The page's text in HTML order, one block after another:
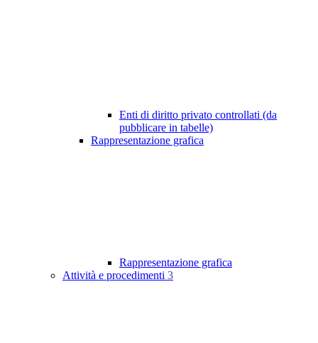
Enti di diritto privato controllati (da
pubblicare in tabelle)
Rappresentazione grafica
Rappresentazione grafica
Attività e procedimenti 3